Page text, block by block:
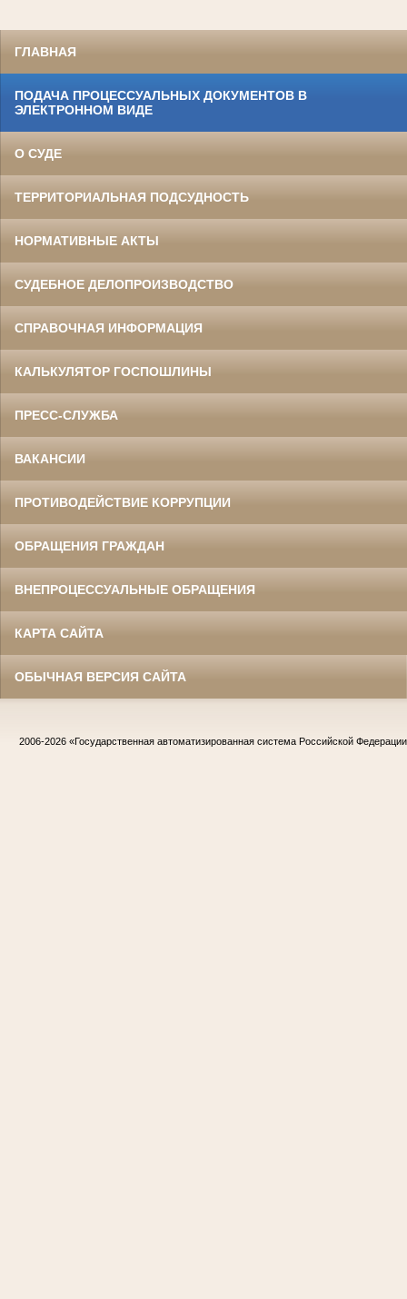
ГЛАВНАЯ
ПОДАЧА ПРОЦЕССУАЛЬНЫХ ДОКУМЕНТОВ В
ЭЛЕКТРОННОМ ВИДЕ
О СУДЕ
ТЕРРИТОРИАЛЬНАЯ ПОДСУДНОСТЬ
НОРМАТИВНЫЕ АКТЫ
СУДЕБНОЕ ДЕЛОПРОИЗВОДСТВО
СПРАВОЧНАЯ ИНФОРМАЦИЯ
КАЛЬКУЛЯТОР ГОСПОШЛИНЫ
ПРЕСС-СЛУЖБА
ВАКАНСИИ
ПРОТИВОДЕЙСТВИЕ КОРРУПЦИИ
ОБРАЩЕНИЯ ГРАЖДАН
ВНЕПРОЦЕССУАЛЬНЫЕ ОБРАЩЕНИЯ
КАРТА САЙТА
ОБЫЧНАЯ ВЕРСИЯ САЙТА
2006-2026 «Государственная автоматизированная система Российской